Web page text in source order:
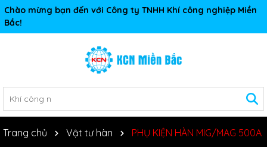
Chào mừng bạn đến với Công ty TNHH Khí công nghiệp Miền
Bắc!
Trang chủ Vật tư hàn PHỤ KIỆN HÀN MIG/MAG 500A